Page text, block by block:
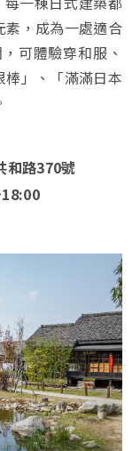
素，成為一處適合
可體驗穿和服、
棒」、「滿滿日本
和路370號